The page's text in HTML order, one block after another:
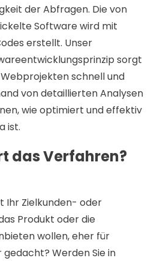
der Abfragen. Die von
Software wird mit
erstellt. Unser
sorgt
schnell und
von detaillierten Analysen
wie optimiert und effektiv
ist.
das Verfahren?
Ihr Zielkunden- oder
Produkt oder die
wollen, eher für
Werden Sie in